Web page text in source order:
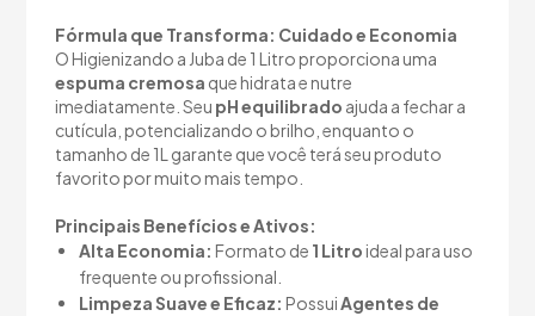
Fórmula que Transforma: Cuidado e Economia
O Higienizando a Juba de 1 Litro proporciona uma
espuma cremosa que hidrata e nutre
imediatamente. Seu pH equilibrado ajuda a fechar a
cutícula, potencializando o brilho, enquanto o
tamanho de 1L garante que você terá seu produto
favorito por muito mais tempo.
Principais Benefícios e Ativos:
Alta Economia: Formato de 1 Litroideal para uso
frequente ou profissional.
Limpeza Suave e Eficaz: PossuiAgentes de